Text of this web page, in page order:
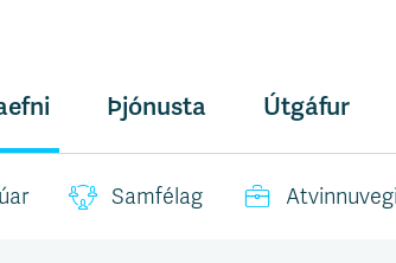
Þjónusta Útgáfur
Samfélag